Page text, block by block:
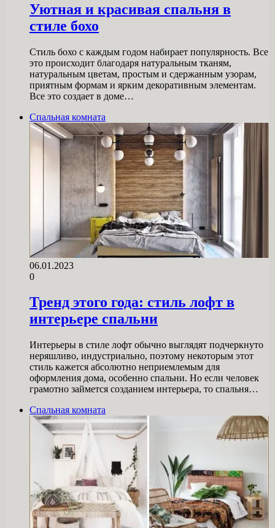
Уютная и красивая спальня в
стиле бохо
Стиль бохо с каждым годом набирает популярность. Все
это происходит благодаря натуральным тканям,
натуральным цветам, простым и сдержанным узорам,
приятным формам и ярким декоративным элементам.
Все это создает в доме…
Спальная комната
06.01.2023
0
Тренд этого года: стиль лофт в
интерьере спальни
Интерьеры в стиле лофт обычно выглядят подчеркнуто
неряшливо, индустриально, поэтому некоторым этот
стиль кажется абсолютно неприемлемым для
оформления дома, особенно спальни. Но если человек
грамотно займется созданием интерьера, то спальня…
Спальная комната